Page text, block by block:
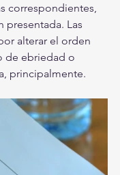
correspondientes,
presentada. Las
alterar el orden
de ebriedad o
principalmente.